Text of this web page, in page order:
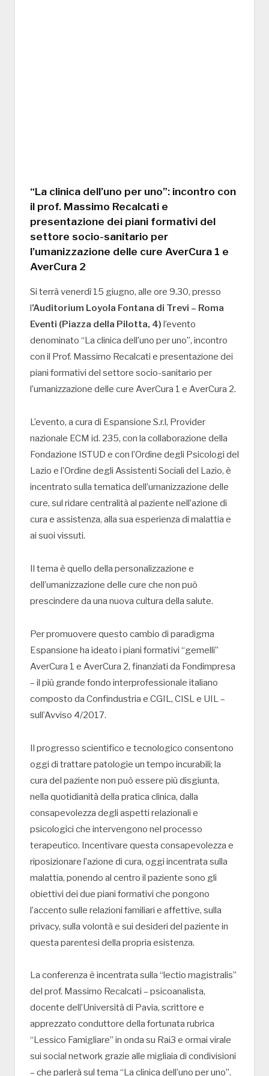
“La clinica dell’uno per uno”: incontro con
il prof. Massimo Recalcati e
presentazione dei piani formativi del
settore socio-sanitario per
l’umanizzazione delle cure AverCura 1 e
AverCura 2
Si terrà venerdì 15 giugno, alle ore 9.30, presso
l’Auditorium Loyola Fontana di Trevi – Roma
Eventi (Piazza della Pilotta, 4) l’evento
denominato “La clinica dell’uno per uno”, incontro
con il Prof. Massimo Recalcati e presentazione dei
piani formativi del settore socio-sanitario per
l’umanizzazione delle cure AverCura 1 e AverCura 2.
L’evento, a cura di Espansione S.r.l, Provider
nazionale ECM id. 235, con la collaborazione della
Fondazione ISTUD e con l’Ordine degli Psicologi del
Lazio e l’Ordine degli Assistenti Sociali del Lazio, è
incentrato sulla tematica dell’umanizzazione delle
cure, sul ridare centralità al paziente nell’azione di
cura e assistenza, alla sua esperienza di malattia e
ai suoi vissuti.
Il tema è quello della personalizzazione e
dell’umanizzazione delle cure che non può
prescindere da una nuova cultura della salute.
Per promuovere questo cambio di paradigma
Espansione ha ideato i piani formativi “gemelli”
AverCura 1 e AverCura 2, finanziati da Fondimpresa
– il più grande fondo interprofessionale italiano
composto da Confindustria e CGIL, CISL e UIL –
sull’Avviso 4/2017.
Il progresso scientifico e tecnologico consentono
oggi di trattare patologie un tempo incurabili; la
cura del paziente non può essere più disgiunta,
nella quotidianità della pratica clinica, dalla
consapevolezza degli aspetti relazionali e
psicologici che intervengono nel processo
terapeutico. Incentivare questa consapevolezza e
riposizionare l’azione di cura, oggi incentrata sulla
malattia, ponendo al centro il paziente sono gli
obiettivi dei due piani formativi che pongono
l’accento sulle relazioni familiari e affettive, sulla
privacy, sulla volontà e sui desideri del paziente in
questa parentesi della propria esistenza.
La conferenza è incentrata sulla “lectio magistralis”
del prof. Massimo Recalcati – psicoanalista,
docente dell’Università di Pavia, scrittore e
apprezzato conduttore della fortunata rubrica
“Lessico Famigliare” in onda su Rai3 e ormai virale
sui social network grazie alle migliaia di condivisioni
– che parlerà sul tema “La clinica dell’uno per uno”.